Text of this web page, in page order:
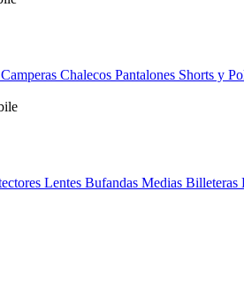
Camperas Chalecos Pantalones Shorts y
Lentes Bufandas Medias Billeteras